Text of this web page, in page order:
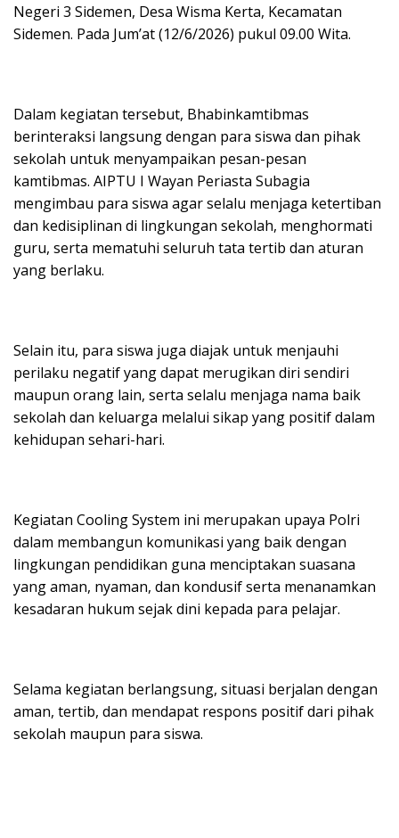
Negeri 3 Sidemen, Desa Wisma Kerta, Kecamatan
Sidemen. Pada Jum’at (12/6/2026) pukul 09.00 Wita.
Dalam kegiatan tersebut, Bhabinkamtibmas
berinteraksi langsung dengan para siswa dan pihak
sekolah untuk menyampaikan pesan-pesan
kamtibmas. AIPTU I Wayan Periasta Subagia
mengimbau para siswa agar selalu menjaga ketertiban
dan kedisiplinan di lingkungan sekolah, menghormati
guru, serta mematuhi seluruh tata tertib dan aturan
yang berlaku.
Selain itu, para siswa juga diajak untuk menjauhi
perilaku negatif yang dapat merugikan diri sendiri
maupun orang lain, serta selalu menjaga nama baik
sekolah dan keluarga melalui sikap yang positif dalam
kehidupan sehari-hari.
Kegiatan Cooling System ini merupakan upaya Polri
dalam membangun komunikasi yang baik dengan
lingkungan pendidikan guna menciptakan suasana
yang aman, nyaman, dan kondusif serta menanamkan
kesadaran hukum sejak dini kepada para pelajar.
Selama kegiatan berlangsung, situasi berjalan dengan
aman, tertib, dan mendapat respons positif dari pihak
sekolah maupun para siswa.